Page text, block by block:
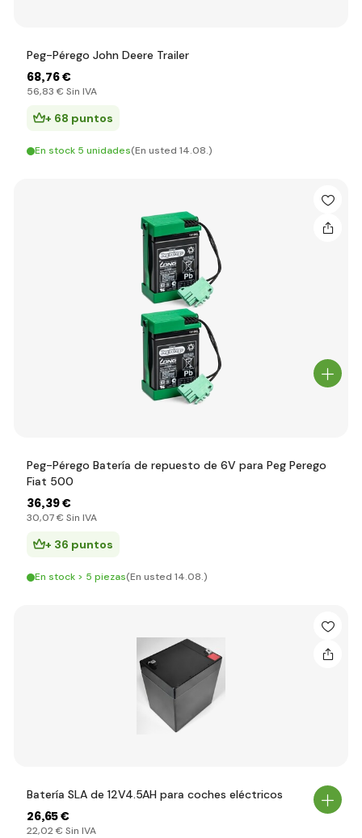
Peg-Pérego John Deere Trailer
68,76 €
56,83 € Sin IVA
+ 68 puntos
En stock 5 unidades(En usted 14.08.)
Peg-Pérego Batería de repuesto de 6V para Peg Perego
Fiat 500
36,39 €
30,07 € Sin IVA
+ 36 puntos
En stock > 5 piezas(En usted 14.08.)
Batería SLA de 12V4.5AH para coches eléctricos
26,65 €
22,02 € Sin IVA